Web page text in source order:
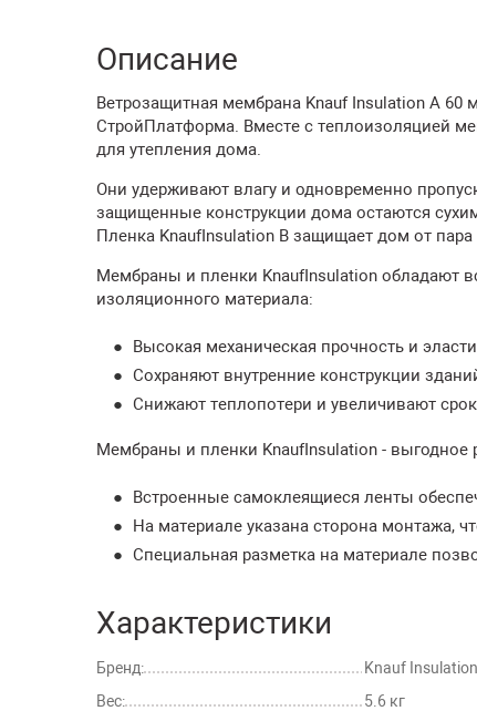
Описание
Ветрозащитная мембрана Knauf Insulation А 60
СтройПлатформа. Вместе с теплоизоляцией
для утепления дома.
Они удерживают влагу и одновременно
защищенные конструкции дома остаются
Пленка KnaufInsulation В защищает дом от пара
Мембраны и пленки KnaufInsulation обладают
изоляционного материала:
Высокая механическая прочность и
Сохраняют внутренние конструкции
Снижают теплопотери и увеличивают
Мембраны и пленки KnaufInsulation - выгодное
Встроенные самоклеящиеся ленты
На материале указана сторона монтажа,
Специальная разметка на материале
Характеристики
Бренд:
Knauf Insulation
Вес:
5.6 кг